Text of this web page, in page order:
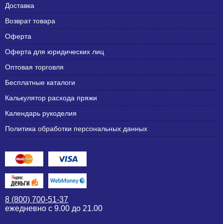
Доставка
Возврат товара
Оферта
Оферта для юридических лиц
Оптовая торговля
Бесплатные каталоги
Калькулятор расхода пряжи
Календарь рукоделия
Политика обработки персональных данных
8 (800) 700-51-37
ежедневно с 9.00 до 21.00